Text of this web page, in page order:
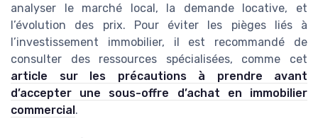
analyser le marché local, la demande locative, et
l’évolution des prix. Pour éviter les pièges liés à
l’investissement immobilier, il est recommandé de
consulter des ressources spécialisées, comme cet
article sur les précautions à prendre avant
d’accepter une sous-offre d’achat en immobilier
commercial.